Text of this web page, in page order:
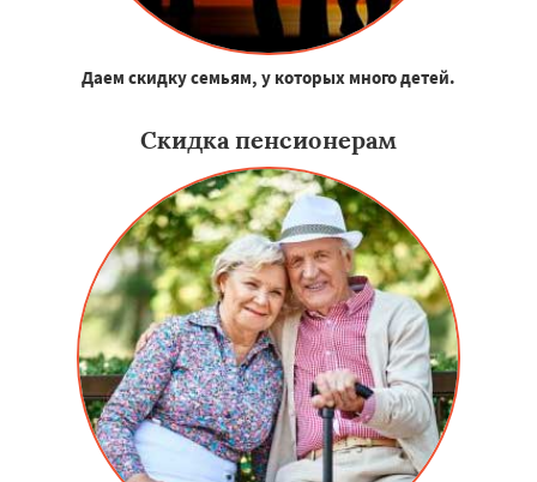
Даем скидку семьям, у которых много детей.
Скидка пенсионерам